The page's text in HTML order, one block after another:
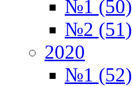
№1 (50)
№2 (51)
2020
№1 (52)